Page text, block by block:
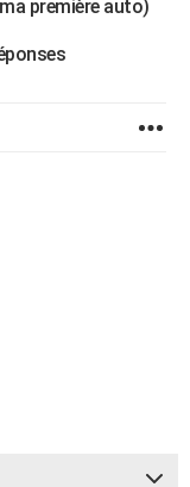
première auto)